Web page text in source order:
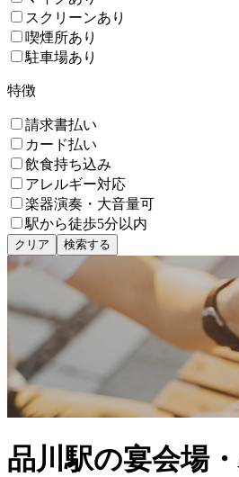
スクリーンあり
喫煙所あり
駐車場あり
特徴
請求書払い
カード払い
飲食持ち込み
アレルギー対応
楽器演奏・大音量可
駅から徒歩5分以内
クリア 検索する
品川駅の宴会場